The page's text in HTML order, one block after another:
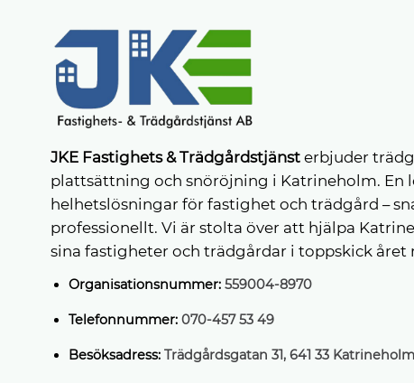
JKE Fastighets & Trädgårdstjänst erbjuder
plattsättning och snöröjning i Katrineholm. En
helhetslösningar för fastighet och trädgård –
professionellt. Vi är stolta över att hjälpa
sina fastigheter och trädgårdar i toppskick året
Organisationsnummer: 559004-8970
Telefonnummer: 070-457 53 49
Besöksadress: Trädgårdsgatan 31, 641 33 Katrineholm